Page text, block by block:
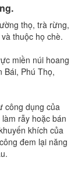
thọ, trà rừng,
thuộc họ chè.
miền núi hoang
Bái, Phú Thọ,
công dụng của
rẫy hoặc bán
khích của
đem lại năng